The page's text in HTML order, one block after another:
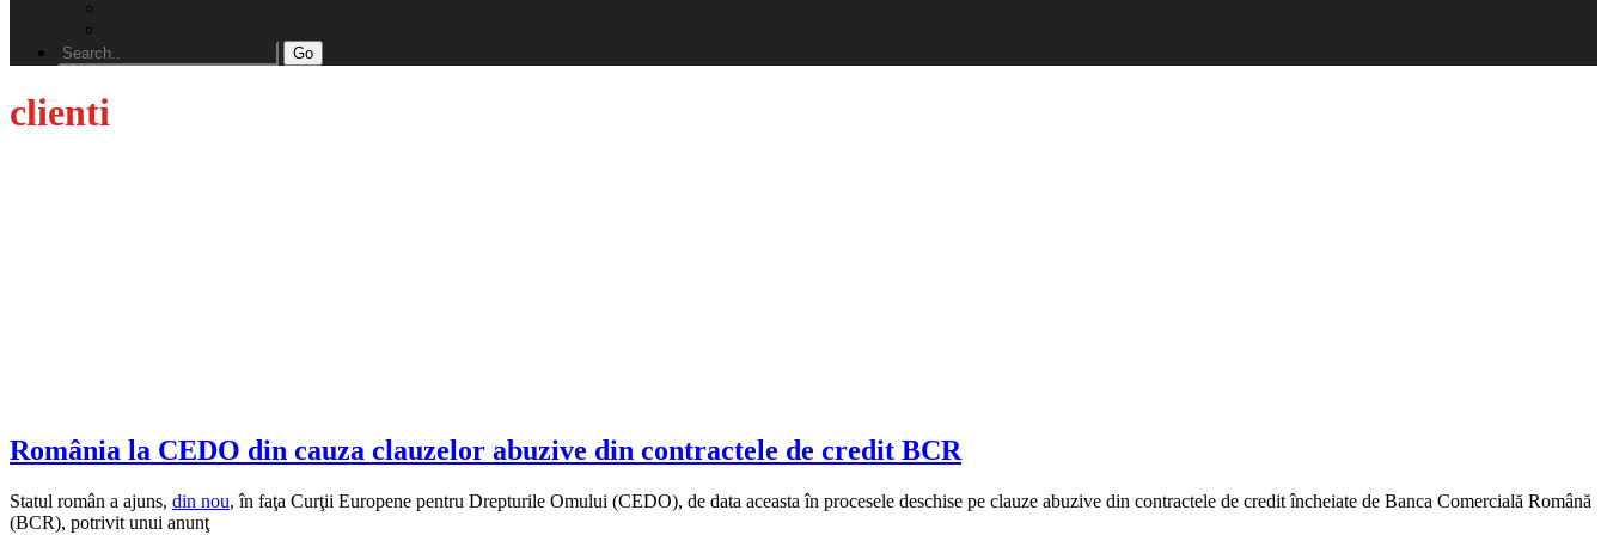
Go
clienti
România la CEDO din cauza clauzelor abuzive din contractele de credit BCR
Statul român a ajuns, din nou, în faţa Curţii Europene pentru Drepturile Omului (CEDO), de data aceasta în procesele deschise pe clauze abuzive din contractele de credit încheiate de Banca Comercială Română
(BCR), potrivit unui anunţ